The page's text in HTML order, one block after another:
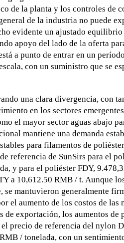
de la planta y los controles de
de la industria no puede
evidente un ajustado
apoyo del lado de la oferta
a punto de entrar en un
con un suministro que se
una clara divergencia, con
en los sectores
el mayor sector aguas abajo
mantiene una demanda
para filamentos de
referencia de SunSirs para el
y para el poliéster FDY,
a 10,612.50 RMB / t. Aunque
mantuvieron generalmente
el aumento de los costos de las
de exportación, los aumentos de
precio de referencia del nylon
/ tonelada, con un